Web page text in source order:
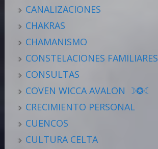
CANALIZACIONES
CHAKRAS
CHAMANISMO
CONSTELACIONES FAMILIARES
CONSULTAS
COVEN WICCA AVALON ☽✪☾
CRECIMIENTO PERSONAL
CUENCOS
CULTURA CELTA